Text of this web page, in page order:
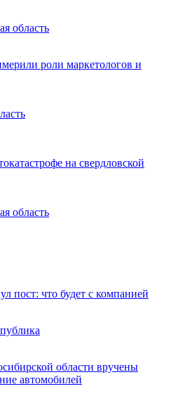
область
роли маркетологов и
на свердловской
область
пост: что будет с компанией
области вручены
автомобилей